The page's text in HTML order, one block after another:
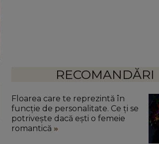
RECOMANDĂRI
Floarea care te reprezintă în
funcție de personalitate. Ce ți se
potrivește dacă ești o femeie
romantică